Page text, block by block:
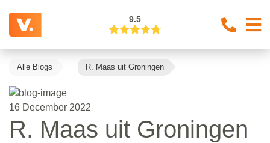
9.5
Alle Blogs R. Maas uit Groningen
16 December 2022
R. Maas uit Groningen